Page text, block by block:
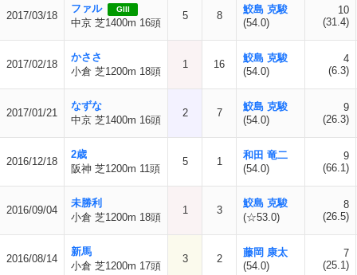
2017/03/18
ファル GIII
中京 芝1400m 16頭
5 8
鮫島 克駿
(54.0)
10
(31.4)
2017/02/18
かささ
小倉 芝1200m 18頭
1 16
鮫島 克駿
(54.0)
4
(6.3)
2017/01/21
なずな
中京 芝1400m 16頭
2 7
鮫島 克駿
(54.0)
9
(26.3)
2016/12/18
2歳
阪神 芝1200m 11頭
5 1
和田 竜二
(54.0)
9
(66.1)
2016/09/04
未勝利
小倉 芝1200m 18頭
1 3
鮫島 克駿
(☆53.0)
8
(26.5)
2016/08/14
新馬
小倉 芝1200m 17頭
3 2
藤岡 康太
(54.0)
7
(25.1)